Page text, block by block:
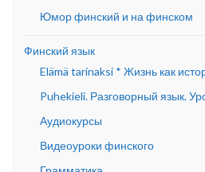
Юмор финский и на финском
Финский язык
Elämä tarinaksi * Жизнь как
Puhekieli. Разговорный язык.
Аудиокурсы
Видеоуроки финского